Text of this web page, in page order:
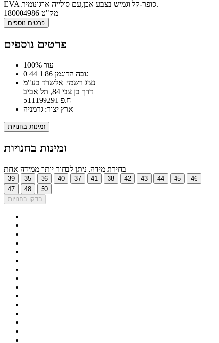
EVA סופר-קל וגמיש בצבע אבן,עם סולייה ארגונומית.
מק"ט 180004986
פרטים נוספים
פרטים נוספים
100% עור
0 44 גובה הדוגמן 1.86
נציג רשמי: אלשרד בע"מ
דרך בן צבי 84, תל אביב
ח.פ 511199291
ארץ יצור: גרמניה
זמינות בחנויות
זמינות בחנויות
בחירת מידה, ניתן לבחור יותר ממידה אחת
39 35 36 40 37 41 38 42 43 44 45
46
47
48
50
בדקו בחנויות